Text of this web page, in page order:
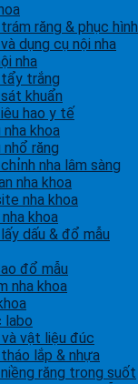
răng & phục hình
dụng cụ nội nha
nha
trắng
khuẩn
hao y tế
nha khoa
nhổ răng
nha lâm sàng
nha khoa
nha khoa
khoa
dấu & đổ mẫu
đổ mẫu
nha khoa
labo
và vật liệu đúc
lắp & nhựa
răng trong suốt